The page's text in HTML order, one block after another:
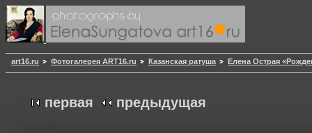
art16.ru Фотогалерея ART16.ru Казанская ратуша Елена Острая
первая предыдущая